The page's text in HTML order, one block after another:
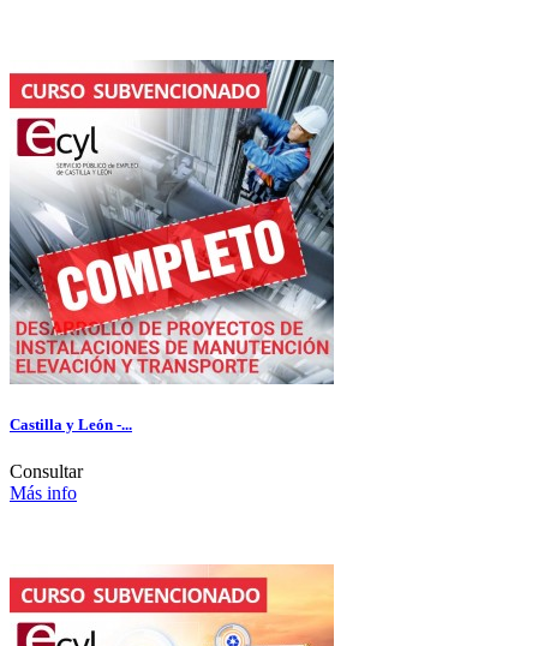
Castilla y León -...
Consultar
Más info